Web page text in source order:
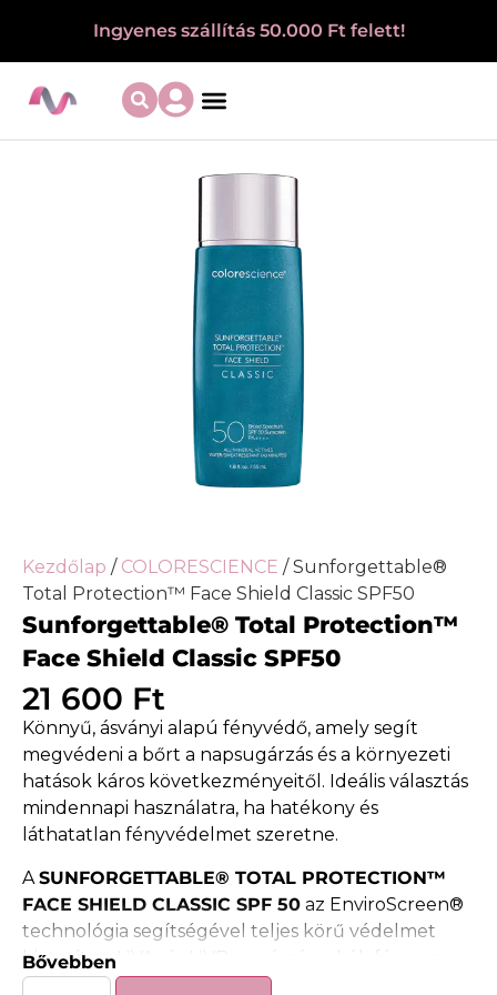
Ingyenes szállítás 50.000 Ft felett!
Kezdőlap / COLORESCIENCE / Sunforgettable®
Total Protection™ Face Shield Classic SPF50
Sunforgettable® Total Protection™
Face Shield Classic SPF50
21 600 Ft
Könnyű, ásványi alapú fényvédő, amely segít
megvédeni a bőrt a napsugárzás és a környezeti
hatások káros következményeitől. Ideális választás
mindennapi használatra, ha hatékony és
láthatatlan fényvédelmet szeretne.
A SUNFORGETTABLE® TOTAL PROTECTION™
FACE SHIELD CLASSIC SPF 50 az EnviroScreen®
technológia segítségével teljes körű védelmet
biztosít az UVA- és UVB-sugárzás, a kék fény, az
infravörös sugárzás és a környezeti
Bővebben